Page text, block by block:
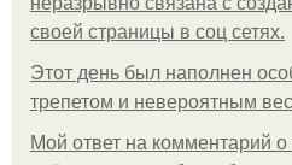
своей страницы в соц сетях.
Этот день был наполнен
трепетом и невероятным
Мой ответ на комментарий